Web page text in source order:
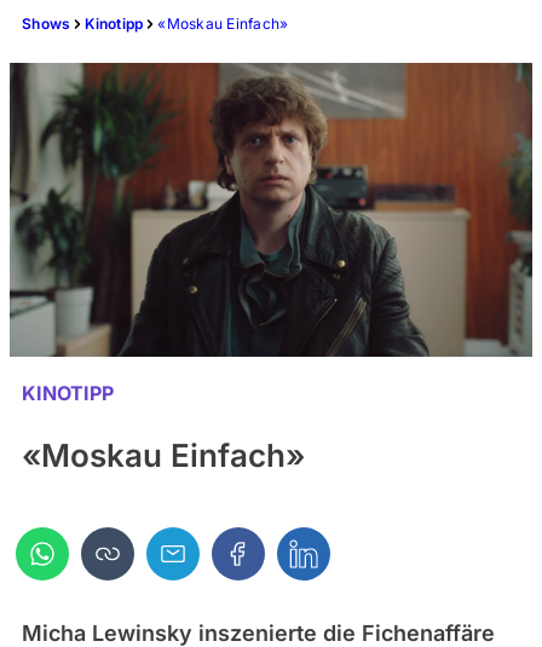
Shows Kinotipp «Moskau Einfach»
KINOTIPP
«Moskau Einfach»
Micha Lewinsky inszenierte die Fichenaffäre